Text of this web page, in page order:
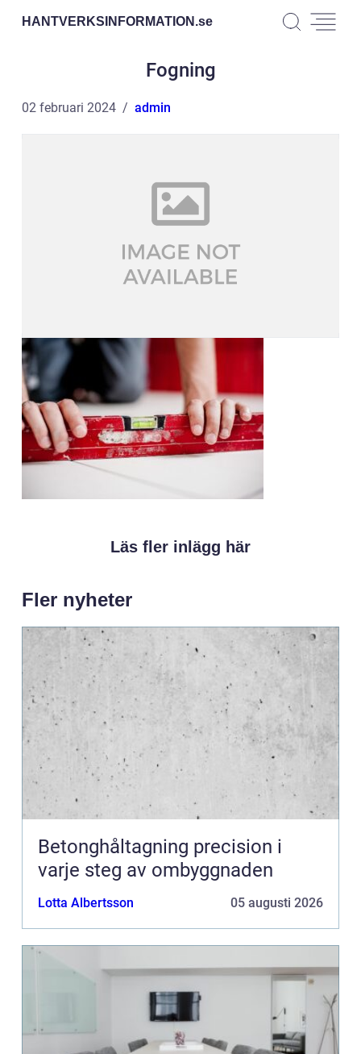
HANTVERKSINFORMATION.se
Fogning
02 februari 2024 admin
Läs fler inlägg här
Fler nyheter
Betonghåltagning precision i
varje steg av ombyggnaden
Lotta Albertsson 05 augusti 2026